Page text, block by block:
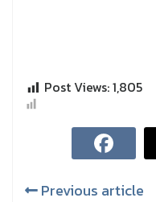
Post Views:1,805
Previous article